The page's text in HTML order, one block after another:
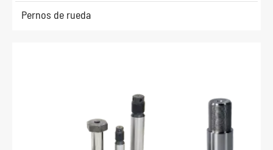
Pernos de rueda